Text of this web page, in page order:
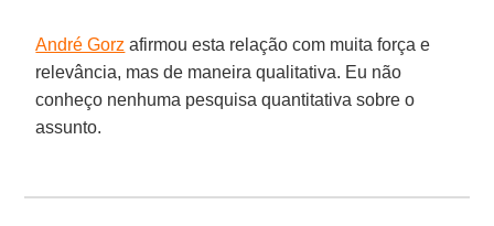
André Gorz afirmou esta relação com muita força e
relevância, mas de maneira qualitativa. Eu não
conheço nenhuma pesquisa quantitativa sobre o
assunto.